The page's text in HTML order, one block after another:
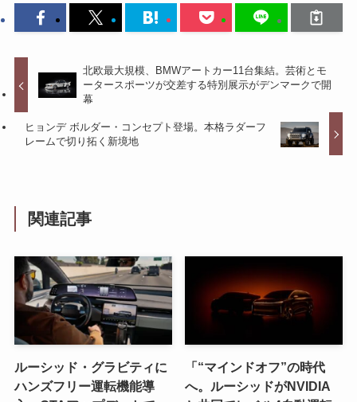
北欧最大規模、BMWアートカー11台集結。芸術とモ
ータースポーツが交差する特別展示がデンマークで開
幕
ヒョンデ ボルダー・コンセプト登場。本格ラダーフ
レームで切り拓く新境地
関連記事
ルーシッド・グラビティに
ハンズフリー運転機能導
「“マインドオフ”の時代
へ。ルーシッドがNVIDIA